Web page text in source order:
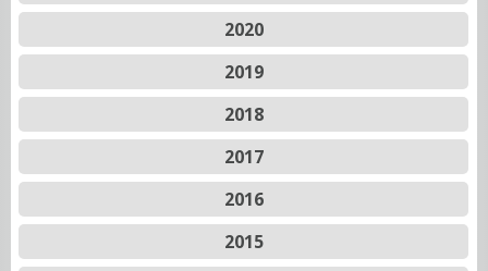
2020
2019
2018
2017
2016
2015